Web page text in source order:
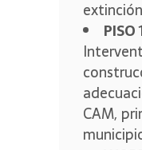
PISO
CAM,